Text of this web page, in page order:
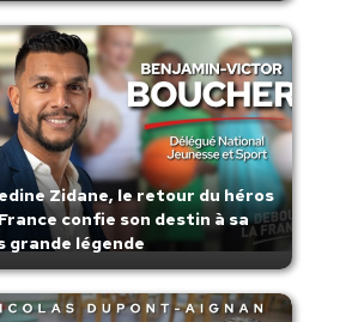
Zidane, le retour du héros
confie son destin à sa
grande légende